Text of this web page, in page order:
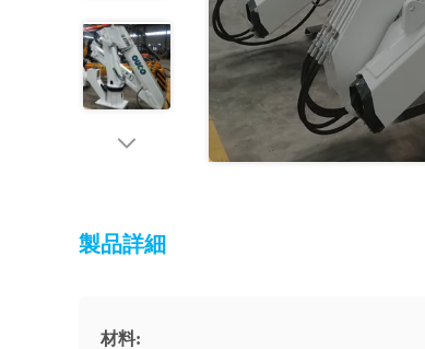
製品詳細
材料: